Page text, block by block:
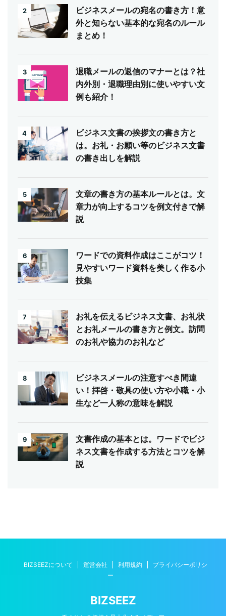
2
ビジネスメールの宛名の書き方！意
外と知らない基本的な宛名のルール
まとめ！
3
退職メールの返信のマナーとは？社
内外別・退職理由別に使いやすい文
例も紹介！
4
ビジネス文書の挨拶文の書き方と
は。お礼・お願い等のビジネス文書
の書き出しを解説
5
文章の書き方の基本ルールとは。文
章力が向上するコツを例文付きで解
説
6
ワードでの資料作成はここがコツ！
見やすいワード資料を美しく作る小
技集
7
お礼を伝えるビジネス文書、お礼状
とお礼メールの書き方と例文。訪問
のお礼や協力のお礼など
8
ビジネスメールの注意すべき間違
い！拝啓・敬具の使い方や小職・小
生など一人称の意味を解説
9
文書作成の基本とは。ワードでビジ
ネス文書を作成する方法とコツを解
説
BIZSEEZについて 運営会社 利用規約
プライバシーポリシ
ー
BIZSEEZ